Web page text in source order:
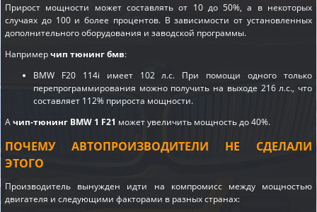
Прирост мощности может составлять от 10 до 50%, а в некоторых
случаях до 100 и более процентов. В зависимости от установленных
дополнительного оборудования и заводской программы.
Напримерчип тюнинг бмв:
BMW F20 114i имеет 102 л.с. При помощи одного только
перепрограммирования можно получить на выходе 216 л.с., что
составляет 112% прироста мощности.
Ачип-тюнинг BMW 1 F21 может увеличить мощность до 40%.
ПОЧЕМУ АВТОПРОИЗВОДИТЕЛИ НЕ СДЕЛАЛИ
ЭТОГО
Производитель вынужден идти на компромисс между мощностью
двигателя и следующими факторами в разных странах: